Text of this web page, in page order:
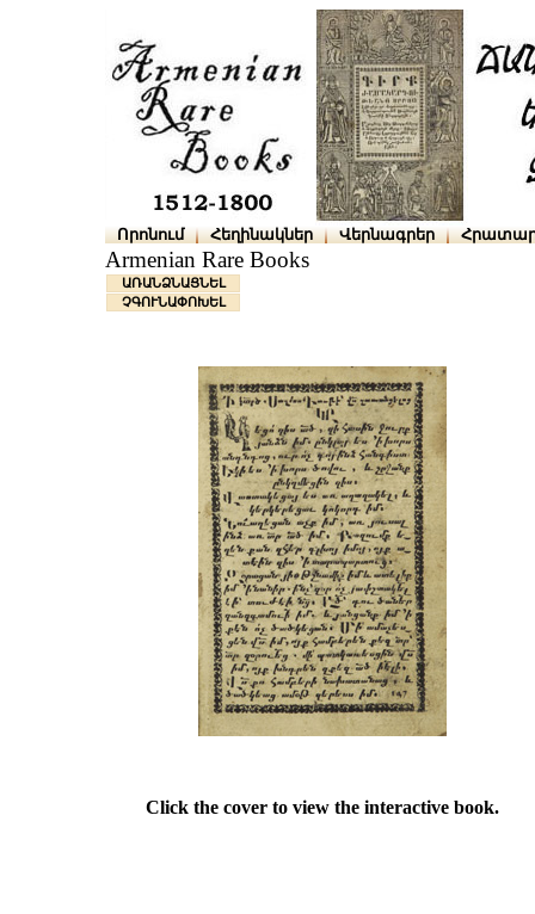
Որոնում Հեղինակներ Վերնագրեր
Armenian Rare Books
ԱՌԱՆՁՆԱՑՆԵԼ
ՉԳՈՒՆԱՓՈԽԵԼ
Click the cover to view the interactive book.